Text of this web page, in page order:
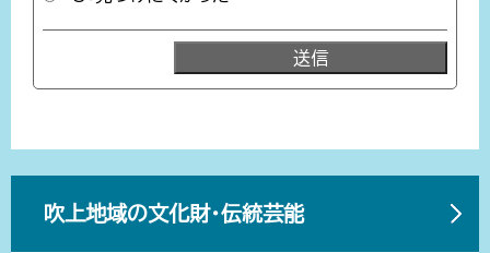
吹上地域の文化財・伝統芸能